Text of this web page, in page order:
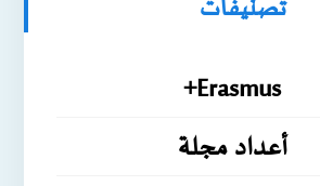
تصنيفات
Erasmus+
أعداد مجلة